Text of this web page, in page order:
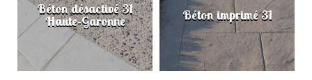
Béton désactivé 31
Haute-Garonne Béton imprimé 31